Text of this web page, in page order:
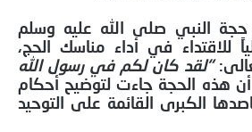
النبي صلى الله عليه وسلم
للاقتداء في أداء مناسك الحج،
“لقد كان لكم في رسول الله
أن هذه الحجة جاءت لتوضيح أحكام
الكبرى القائمة على التوحيد